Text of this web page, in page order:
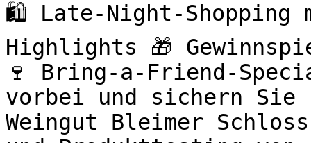
🛍️ Late-Night-
Highlights 🎁
🍷 Bring-a-Friend-
vorbei und sichern Sie
Weingut Bleimer